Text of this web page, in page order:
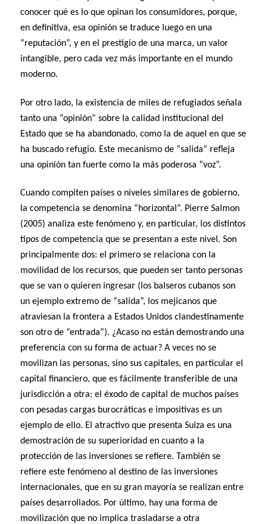
conocer qué es lo que opinan los consumidores, porque,
en definitiva, esa opinión se traduce luego en una
“reputación”, y en el prestigio de una marca, un valor
intangible, pero cada vez más importante en el mundo
moderno.
Por otro lado, la existencia de miles de refugiados señala
tanto una “opinión” sobre la calidad institucional del
Estado que se ha abandonado, como la de aquel en que se
ha buscado refugio. Este mecanismo de “salida” refleja
una opinión tan fuerte como la más poderosa “voz”.
Cuando compiten países o niveles similares de gobierno,
la competencia se denomina “horizontal”. Pierre Salmon
(2005) analiza este fenómeno y, en particular, los distintos
tipos de competencia que se presentan a este nivel. Son
principalmente dos: el primero se relaciona con la
movilidad de los recursos, que pueden ser tanto personas
que se van o quieren ingresar (los balseros cubanos son
un ejemplo extremo de “salida”, los mejicanos que
atraviesan la frontera a Estados Unidos clandestinamente
son otro de “entrada”). ¿Acaso no están demostrando una
preferencia con su forma de actuar? A veces no se
movilizan las personas, sino sus capitales, en particular el
capital financiero, que es fácilmente transferible de una
jurisdicción a otra: el éxodo de capital de muchos países
con pesadas cargas burocráticas e impositivas es un
ejemplo de ello. El atractivo que presenta Suiza es una
demostración de su superioridad en cuanto a la
protección de las inversiones se refiere. También se
refiere este fenómeno al destino de las inversiones
internacionales, que en su gran mayoría se realizan entre
países desarrollados. Por último, hay una forma de
movilización que no implica trasladarse a otra